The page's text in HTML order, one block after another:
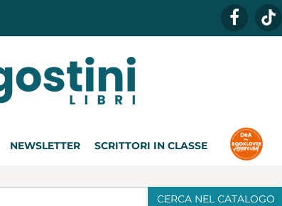
NEWSLETTER SCRITTORI IN CLASSE
CERCA NEL CATALOGO